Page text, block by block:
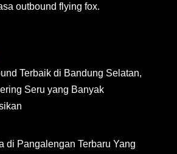
outbound flying fox.
Terbaik di Bandung Selatan,
Seru yang Banyak
di Pangalengan Terbaru Yang